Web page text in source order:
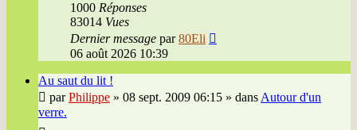
1000 Réponses
83014 Vues
Dernier message par80Eli
06 août 2026 10:39
Au saut du lit !
parPhilippe » 08 sept. 2009 06:15 » dans Autour d'un
verre.